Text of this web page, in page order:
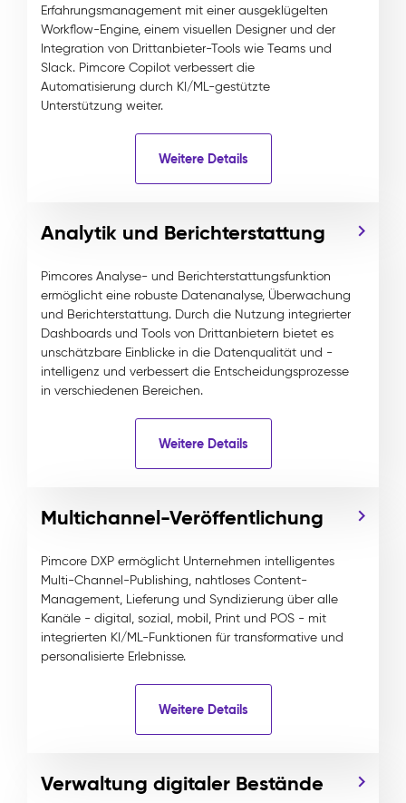
Erfahrungsmanagement mit einer ausgeklügelten
Workflow-Engine, einem visuellen Designer und der
Integration von Drittanbieter-Tools wie Teams und
Slack. Pimcore Copilot verbessert die
Automatisierung durch KI/ML-gestützte
Unterstützung weiter.
Weitere Details
Analytik und Berichterstattung
Pimcores Analyse- und Berichterstattungsfunktion
ermöglicht eine robuste Datenanalyse, Überwachung
und Berichterstattung. Durch die Nutzung integrierter
Dashboards und Tools von Drittanbietern bietet es
unschätzbare Einblicke in die Datenqualität und -
intelligenz und verbessert die Entscheidungsprozesse
in verschiedenen Bereichen.
Weitere Details
Multichannel-Veröffentlichung
Pimcore DXP ermöglicht Unternehmen intelligentes
Multi-Channel-Publishing, nahtloses Content-
Management, Lieferung und Syndizierung über alle
Kanäle - digital, sozial, mobil, Print und POS - mit
integrierten KI/ML-Funktionen für transformative und
personalisierte Erlebnisse.
Weitere Details
Verwaltung digitaler Bestände